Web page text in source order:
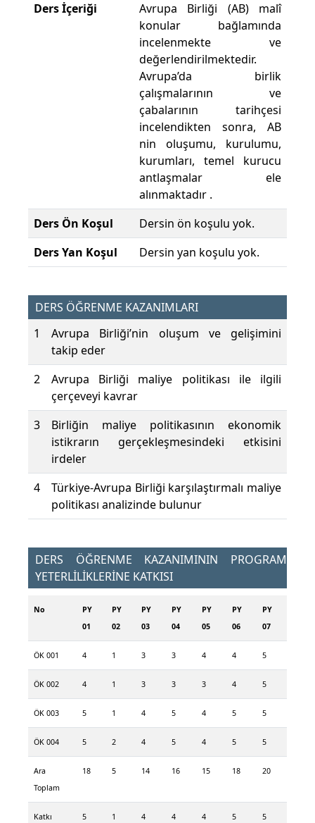
Ders İçeriği
Avrupa Birliği (AB) malî
konular bağlamında
incelenmekte ve
değerlendirilmektedir.
Avrupa’da birlik
çalışmalarının ve
çabalarının tarihçesi
incelendikten sonra, AB
nin oluşumu, kurulumu,
kurumları, temel kurucu
antlaşmalar ele
alınmaktadır .
Ders Ön Koşul
Dersin ön koşulu yok.
Ders Yan Koşul
Dersin yan koşulu yok.
DERS ÖĞRENME KAZANIMLARI
1
Avrupa Birliği’nin oluşum ve gelişimini
takip eder
2
Avrupa Birliği maliye politikası ile ilgili
çerçeveyi kavrar
3
Birliğin maliye politikasının ekonomik
istikrarın gerçekleşmesindeki etkisini
irdeler
4
Türkiye-Avrupa Birliği karşılaştırmalı maliye
politikası analizinde bulunur
DERS ÖĞRENME KAZANIMININ PROGRAM
YETERLİLİKLERİNE KATKISI
No
PY
01
PY
02
PY
03
PY
04
PY
05
PY
06
PY
07
ÖK 001 4 1 3 3 4 4 5
ÖK 002 4 1 3 3 3 4 5
ÖK 003 5 1 4 5 4 5 5
ÖK 004 5 2 4 5 4 5 5
Ara
Toplam
18 5 14 16 15 18 20
Katkı 5 1 4 4 4 5 5